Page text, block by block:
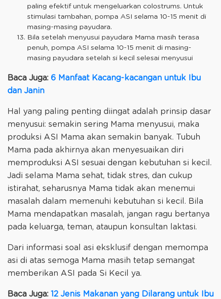
paling efektif untuk mengeluarkan colostrums. Untuk
stimulasi tambahan, pompa ASI selama 10-15 menit di
masing-masing payudara.
Bila setelah menyusui payudara Mama masih terasa
penuh, pompa ASI selama 10-15 menit di masing-
masing payudara setelah si kecil selesai menyusui
Baca Juga: 6 Manfaat Kacang-kacangan untuk Ibu
dan Janin
Hal yang paling penting diingat adalah prinsip dasar
menyusui: semakin sering Mama menyusui, maka
produksi ASI Mama akan semakin banyak. Tubuh
Mama pada akhirnya akan menyesuaikan diri
memproduksi ASI sesuai dengan kebutuhan si kecil.
Jadi selama Mama sehat, tidak stres, dan cukup
istirahat, seharusnya Mama tidak akan menemui
masalah dalam memenuhi kebutuhan si kecil. Bila
Mama mendapatkan masalah, jangan ragu bertanya
pada keluarga, teman, ataupun konsultan laktasi.
Dari informasi soal asi eksklusif dengan memompa
asi di atas semoga Mama masih tetap semangat
memberikan ASI pada Si Kecil ya.
Baca Juga: 12 Jenis Makanan yang Dilarang untuk Ibu